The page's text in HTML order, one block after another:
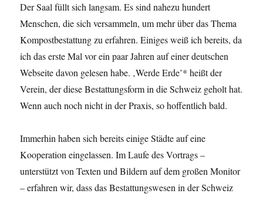
Der Saal füllt sich langsam. Es sind nahezu hundert
Menschen, die sich versammeln, um mehr über das Thema
Kompostbestattung zu erfahren. Einiges weiß ich bereits, da
ich das erste Mal vor ein paar Jahren auf einer deutschen
Webseite davon gelesen habe. ‚Werde Erde’* heißt der
Verein, der diese Bestattungsform in die Schweiz geholt hat.
Wenn auch noch nicht in der Praxis, so hoffentlich bald.
Immerhin haben sich bereits einige Städte auf eine
Kooperation eingelassen. Im Laufe des Vortrags ­–
unterstützt von Texten und Bildern auf dem großen Monitor
– erfahren wir, dass das Bestattungswesen in der Schweiz